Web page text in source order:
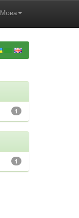
Мова
1
1